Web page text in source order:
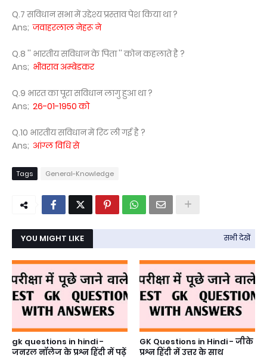
Q.7 सविधान सभा में उद्देश्य प्रस्ताव पेश किया था ?
Ans;जवाहरलाल नेहरू ने
Q.8 '' भारतीय सविधान के पिता '' कोन कहलाते है ?
Ans; भीवराव अम्बेडकर
Q.9 भारत का पूरा सविधान लागु हुआ था ?
Ans; 26-01-1950 को
Q.10 भारतीय सविधान में रिट ली गई है ?
Ans; आंग्ल विधि से
Tags General-Knowledge
YOU MIGHT LIKE सभी देखें
gk questions in hindi -
जनरल नॉलेज के प्रश्न हिंदी में पढ़ें
GK Questions in Hindi - जीके
प्रश्न हिंदी में उत्तर के साथ